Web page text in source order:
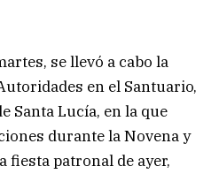
se llevó a cabo la
en el Santuario,
Santa Lucía, en la que
durante la Novena y
fiesta patronal de ayer,